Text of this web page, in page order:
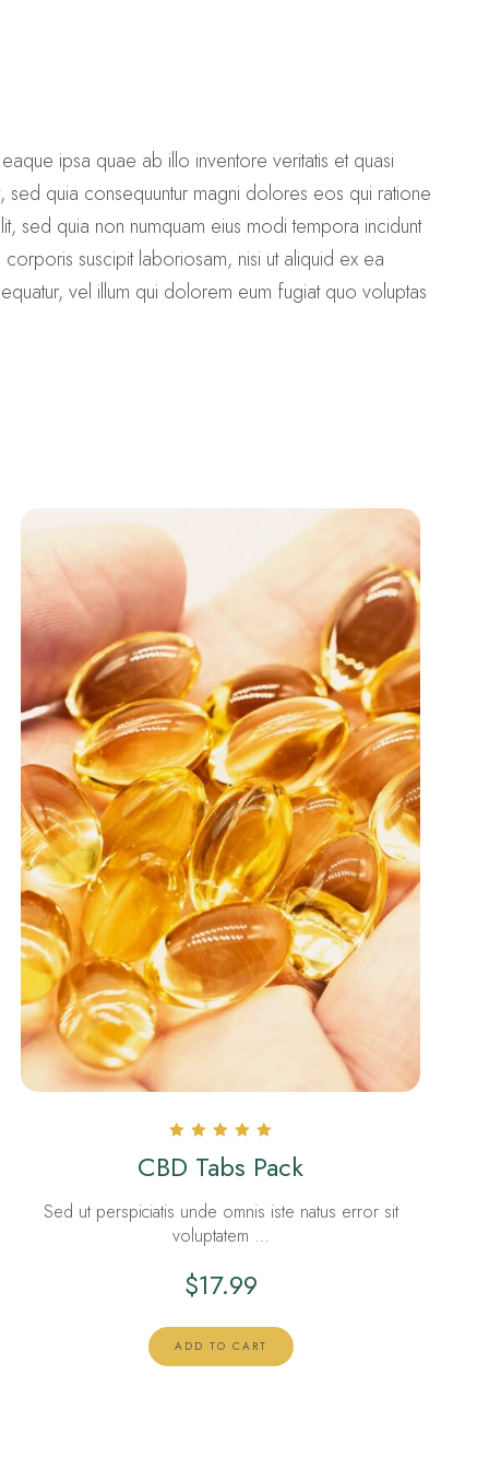
ipsa quae ab illo inventore veritatis et quasi
sed quia consequuntur magni dolores eos qui ratione
sed quia non numquam eius modi tempora incidunt
suscipit laboriosam, nisi ut aliquid ex ea
vel illum qui dolorem eum fugiat quo voluptas
5.00
out of 5
CBD Tabs Pack
Sed ut perspiciatis unde omnis iste natus error sit
voluptatem …
$17.99
ADD TO CART